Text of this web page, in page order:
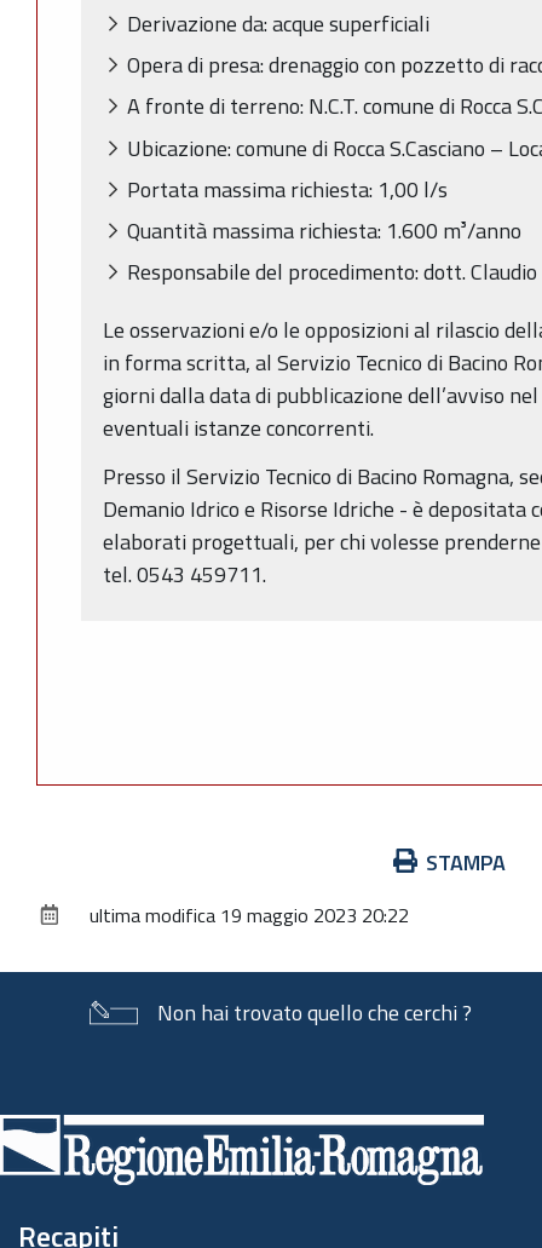
Derivazione da: acque superficiali
Opera di presa: drenaggio con pozzetto di
A fronte di terreno: N.C.T. comune di Rocca
Ubicazione: comune di Rocca S.Casciano –
Portata massima richiesta: 1,00 l/s
Quantità massima richiesta: 1.600 m³/anno
Responsabile del procedimento: dott.
Le osservazioni e/o le opposizioni al rilascio
in forma scritta, al Servizio Tecnico di Bacino
giorni dalla data di pubblicazione dell’avviso
eventuali istanze concorrenti.
Presso il Servizio Tecnico di Bacino Romagna,
Demanio Idrico e Risorse Idriche - è depositata
elaborati progettuali, per chi volesse
tel. 0543 459711.
documento
STAMPA
ultima modifica 19 maggio 2023 20:22
Non hai trovato quello che cerchi ?
di
pagina
Recapiti